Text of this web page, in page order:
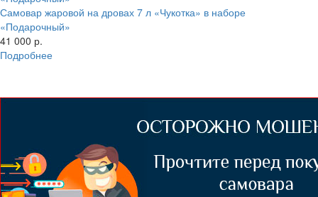
Самовар жаровой на дровах 7 л «Чукотка» в наборе
«Подарочный»
41 000 р.
Подробнее